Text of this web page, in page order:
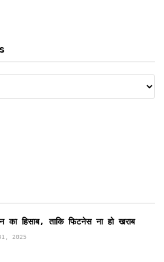
का हिसाब, ताकि फिटनेस ना हो खराब
2025